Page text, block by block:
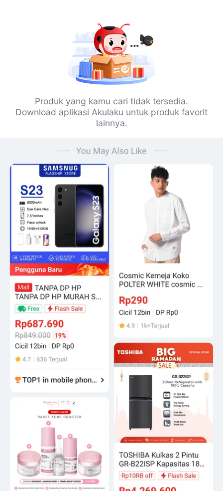
Produk yang kamu cari tidak tersedia.
Download aplikasi Akulaku untuk produk favorit
lainnya.